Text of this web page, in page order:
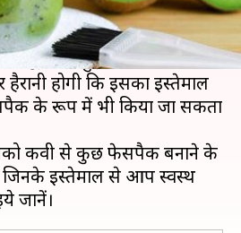
से समृद्ध होती है जो शारीरिक
है। शायद यहीं वजह है कि
मिली हुई है।
होगी कि इसका इस्तेमाल
के रूप में भी किया जा सकता
कीवी से कुछ फेसपैक बनाने के
जिनके इस्तेमाल से आप स्वस्थ